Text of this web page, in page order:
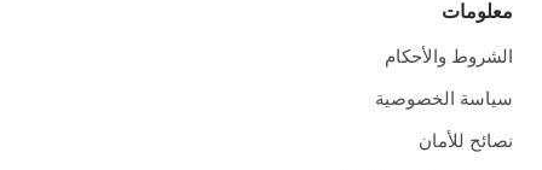
معلومات
الشروط والأحكام
سياسة الخصوصية
نصائح للأمان